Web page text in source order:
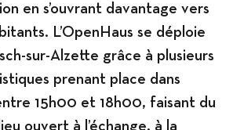
en s’ouvrant davantage vers
L’OpenHaus se déploie
sur-Alzette grâce à plusieurs
prenant place dans
15h00 et 18h00, faisant du
ouvert à l’échange, à la